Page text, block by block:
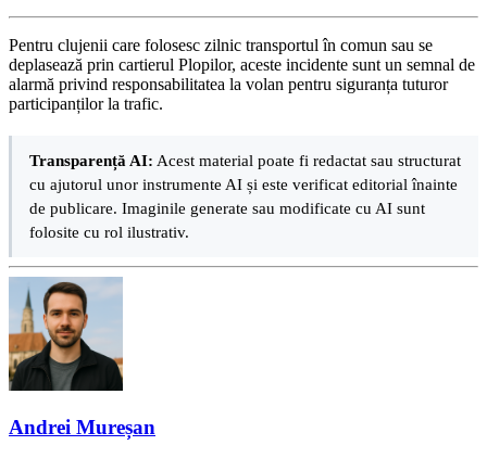
Pentru clujenii care folosesc zilnic transportul în comun sau se
deplasează prin cartierul Plopilor, aceste incidente sunt un semnal de
alarmă privind responsabilitatea la volan pentru siguranța tuturor
participanților la trafic.
Transparență AI: Acest material poate fi redactat sau structurat
cu ajutorul unor instrumente AI și este verificat editorial înainte
de publicare. Imaginile generate sau modificate cu AI sunt
folosite cu rol ilustrativ.
Andrei Mureșan